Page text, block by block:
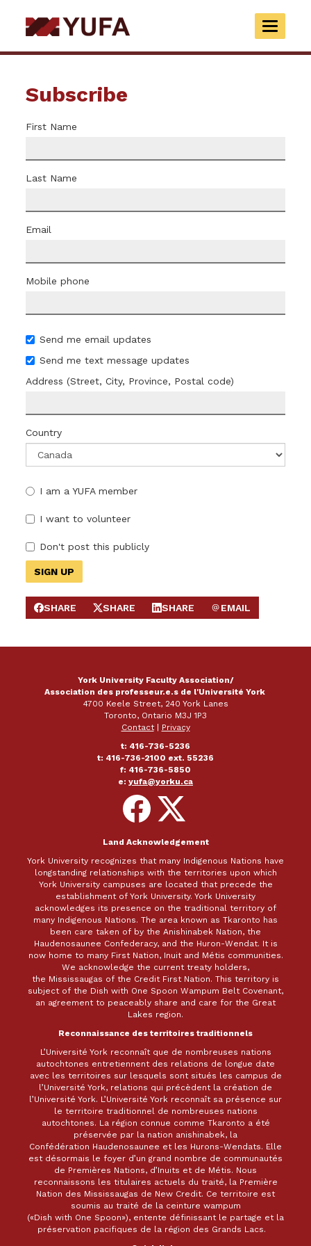
to
main
TOGGLE
Subscribe
First Name
Last Name
Email
Mobile phone
Send me email updates
Send me text message updates
Address (Street, City, Province, Postal code)
Country
I am a YUFA member
I want to volunteer
Don't post this publicly
SHARE ON FACEBOOK
SHARE
SHARE ON X
SHARE
SHARE ON LINKEDIN
SHARE
SEND EMAIL
EMAIL
York University Faculty Association/
Association des professeur.e.s de l'Université York
4700 Keele Street, 240 York Lanes
Toronto, Ontario M3J 1P3
Contact|
Privacy
t: 416-736-5236
t: 416-736-2100 ext. 55236
f: 416-736-5850
e: yufa@yorku.ca
Follow
on
Facebook
Follow
on
X
Land Acknowledgement
York University recognizes that many Indigenous Nations have
longstanding relationships with the territories upon which
York University campuses are located that precede the
establishment of York University. York University
acknowledges its presence on the traditional territory of
many Indigenous Nations. The area known as Tkaronto has
been care taken of by the Anishinabek Nation, the
Haudenosaunee Confederacy, and the Huron-Wendat. It is
now home to many First Nation, Inuit and Métis communities.
We acknowledge the current treaty holders,
the Mississaugas of the Credit First Nation. This territory is
subject of the Dish with One Spoon Wampum Belt Covenant,
an agreement to peaceably share and care for the Great
Lakes region.
Reconnaissance des territoires traditionnels
L’Université York reconnaît que de nombreuses nations
autochtones entretiennent des relations de longue date
avec les territoires sur lesquels sont situés les campus de
l’Université York, relations qui précèdent la création de
l’Université York. L’Université York reconnaît sa présence sur
le territoire traditionnel de nombreuses nations
autochtones. La région connue comme Tkaronto a été
préservée par la nation anishinabek, la
Confédération Haudenosaunee et les Hurons-Wendats. Elle
est désormais le foyer d’un grand nombre de communautés
de Premières Nations, d’Inuits et de Métis. Nous
reconnaissons les titulaires actuels du traité, la Première
Nation des Mississaugas de New Credit. Ce territoire est
soumis au traité de la ceinture wampum
(«Dish with One Spoon»), entente définissant le partage et la
préservation pacifiques de la région des Grands Lacs.